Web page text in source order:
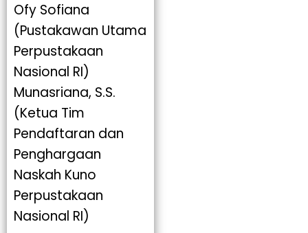
Ofy Sofiana
(Pustakawan Utama
Perpustakaan
Nasional RI)
Munasriana, S.S.
(Ketua Tim
Pendaftaran dan
Penghargaan
Naskah Kuno
Perpustakaan
Nasional RI)